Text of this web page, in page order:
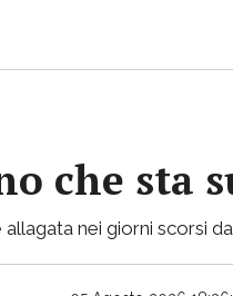
che sta
allagata nei giorni scorsi